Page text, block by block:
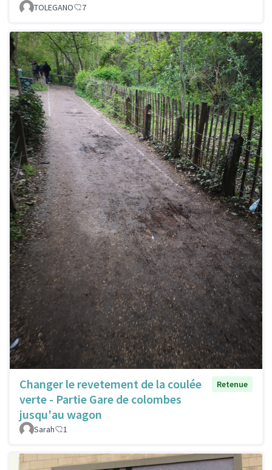
TOLEGANO
7
Changer le revetement de la coulée
verte - Partie Gare de colombes
jusqu'au wagon
Retenue
Sarah 1